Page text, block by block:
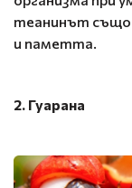
теанинът също
и паметта.
2. Гуарана